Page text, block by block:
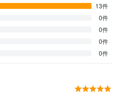
13件
0件
0件
0件
0件